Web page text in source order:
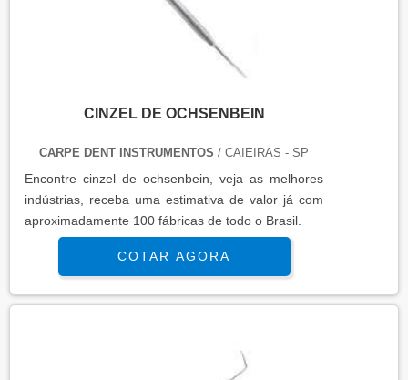
CINZEL DE OCHSENBEIN
CARPE DENT INSTRUMENTOS / CAIEIRAS - SP
Encontre cinzel de ochsenbein, veja as melhores
indústrias, receba uma estimativa de valor já com
aproximadamente 100 fábricas de todo o Brasil.
COTAR AGORA